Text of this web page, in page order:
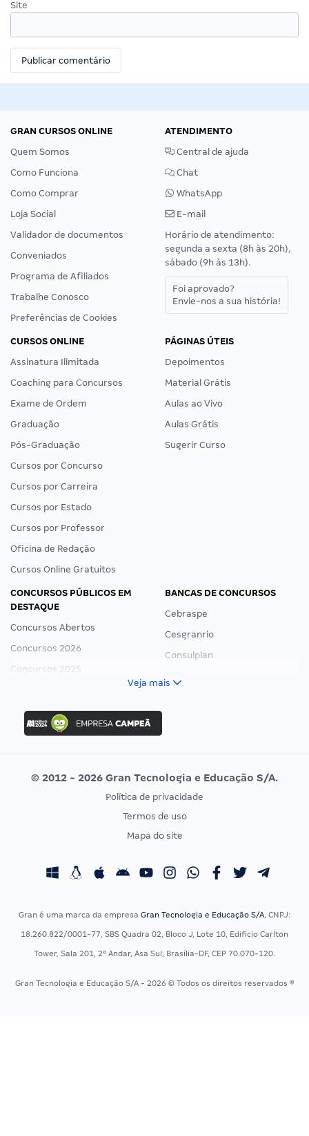
Site
GRAN CURSOS ONLINE
Quem Somos
Como Funciona
Como Comprar
Loja Social
Validador de documentos
Conveniados
Programa de Afiliados
Trabalhe Conosco
Preferências de Cookies
ATENDIMENTO
Central de ajuda
Chat
WhatsApp
E-mail
Horário de atendimento:
segunda a sexta (8h às 20h),
sábado (9h às 13h).
Foi aprovado?
Envie-nos a sua história!
CURSOS ONLINE
Assinatura Ilimitada
Coaching para Concursos
Exame de Ordem
Graduação
Pós-Graduação
Cursos por Concurso
Cursos por Carreira
Cursos por Estado
Cursos por Professor
Oficina de Redação
Cursos Online Gratuitos
PÁGINAS ÚTEIS
Depoimentos
Material Grátis
Aulas ao Vivo
Aulas Grátis
Sugerir Curso
CONCURSOS PÚBLICOS EM
DESTAQUE
Concursos Abertos
Concursos 2026
Concursos 2025
Concurso Ibama
Concurso MPU
Editais publicados
BANCAS DE CONCURSOS
Cebraspe
Cesgranrio
Consulplan
Vunesp
CONCURSOS POR PROFISSÃO
Concursos Fiscais
Concursos Saúde
Residência Multiprofissional
EXAME DE ORDEM
Calendário OAB
Veja mais
© 2012 - 2026 Gran Tecnologia e Educação S/A.
Política de privacidade
Termos de uso
Mapa do site
Gran é uma marca da empresa Gran Tecnologia e Educação S/A, CNPJ:
18.260.822/0001-77, SBS Quadra 02, Bloco J, Lote 10, Edifício Carlton
Tower, Sala 201, 2º Andar, Asa Sul, Brasília-DF, CEP 70.070-120.
Gran Tecnologia e Educação S/A - 2026 © Todos os direitos reservados ®